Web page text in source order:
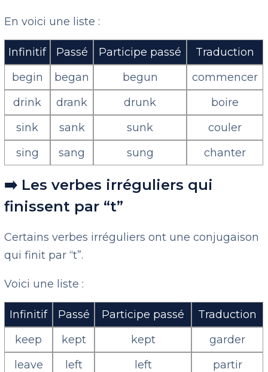
En voici une liste :
Infinitif Passé Participe passé
Traduction
begin
began begun
commencer
drink
drank drunk
boire
sink
sank sunk
couler
sing
sang sung chanter
➡️ Les verbes irréguliers qui
finissent par “t”
Certains verbes irréguliers ont une conjugaison
qui finit par “t”.
Voici une liste :
Infinitif Passé Participe passé
Traduction
keep
kept kept
garder
leave
left left
partir